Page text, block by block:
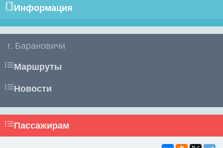
Информация
г. Барановичи
Маршруты
Новости
Пассажирам